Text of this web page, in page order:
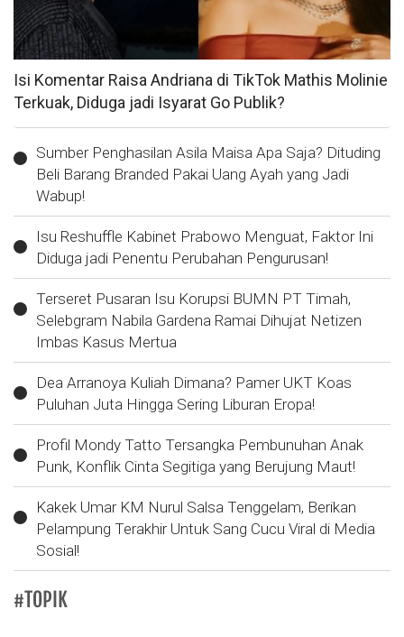
Isi Komentar Raisa Andriana di TikTok Mathis Molinie
Terkuak, Diduga jadi Isyarat Go Publik?
Sumber Penghasilan Asila Maisa Apa Saja? Dituding
Beli Barang Branded Pakai Uang Ayah yang Jadi
Wabup!
Isu Reshuffle Kabinet Prabowo Menguat, Faktor Ini
Diduga jadi Penentu Perubahan Pengurusan!
Terseret Pusaran Isu Korupsi BUMN PT Timah,
Selebgram Nabila Gardena Ramai Dihujat Netizen
Imbas Kasus Mertua
Dea Arranoya Kuliah Dimana? Pamer UKT Koas
Puluhan Juta Hingga Sering Liburan Eropa!
Profil Mondy Tatto Tersangka Pembunuhan Anak
Punk, Konflik Cinta Segitiga yang Berujung Maut!
Kakek Umar KM Nurul Salsa Tenggelam, Berikan
Pelampung Terakhir Untuk Sang Cucu Viral di Media
Sosial!
#TOPIK